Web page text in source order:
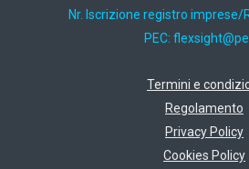
Nr. Iscrizione registro imprese/
PEC:
Termini e
Regolamento
Privacy Policy
Cookies Policy